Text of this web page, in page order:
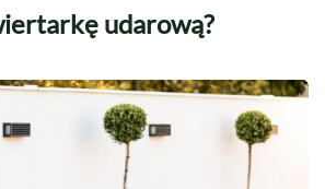
udarową?